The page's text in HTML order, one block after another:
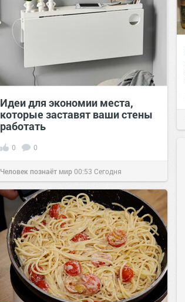
Идеи для экономии места,
которые заставят ваши стены
работать
0 0
Человек познаёт мир00:53 Сегодня